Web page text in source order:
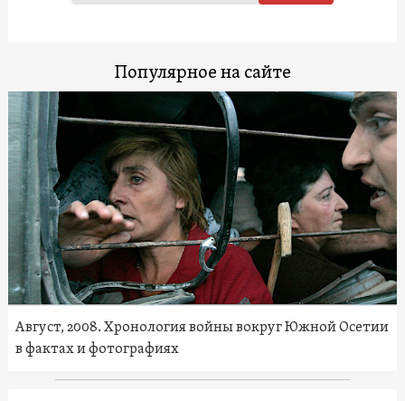
Популярное на сайте
Август, 2008. Хронология войны вокруг Южной Осетии
в фактах и фотографиях